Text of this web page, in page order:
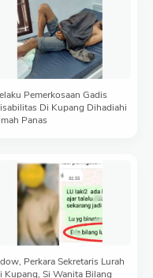
Pemerkosaan Gadis
Di Kupang Dihadiahi
Panas
Perkara Sekretaris Lurah
Kupang, Si Wanita Bilang